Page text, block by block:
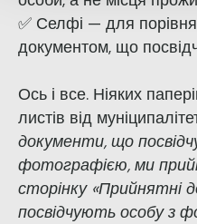
✅ Селфі — для
документом, що
Ось і все. Ніяких
листів від
документи, що
фотографією, ми
сторінку «Прийнятні
посвідчують особу з